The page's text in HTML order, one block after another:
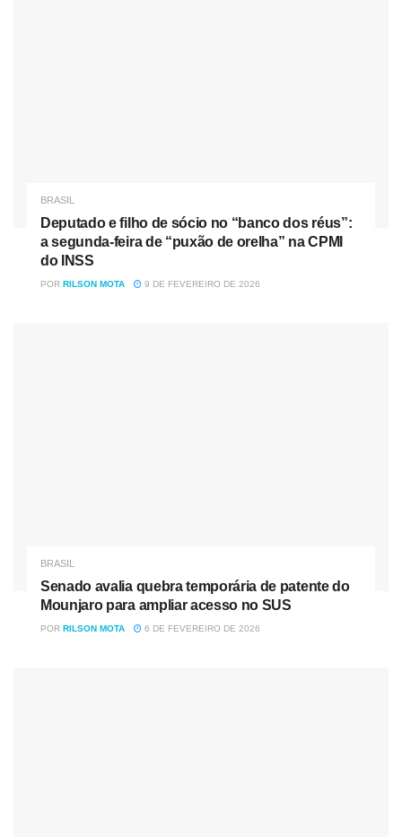
para ampliar acesso no SUS
BRASIL
Deputado e filho de sócio no “banco dos réus”:
a segunda-feira de “puxão de orelha” na CPMI
do INSS
POR RILSON MOTA 9 DE FEVEREIRO DE 2026
BRASIL
Senado avalia quebra temporária de patente do
Mounjaro para ampliar acesso no SUS
POR RILSON MOTA 6 DE FEVEREIRO DE 2026